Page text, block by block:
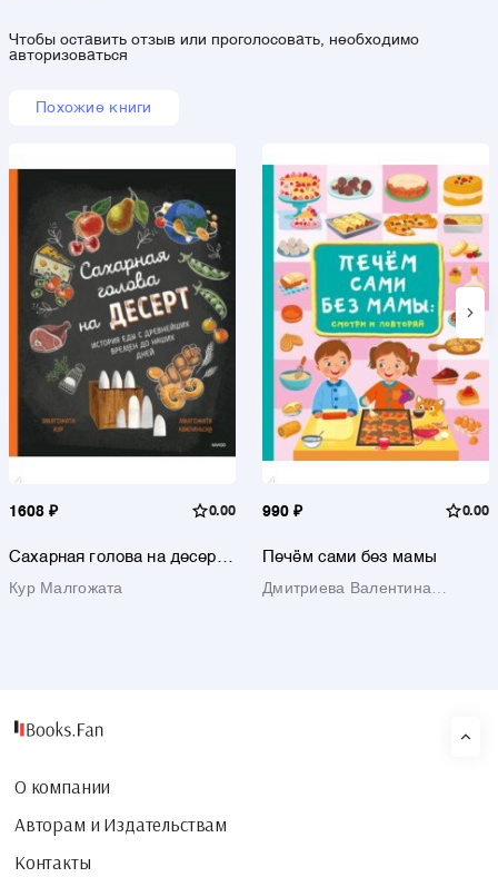
Чтобы оставить отзыв или проголосовать, необходимо
авторизоваться
Похожие книги
1608 ₽ 0.00
Сахарная голова на десерт.
времён до наших дней
Кур Малгожата
990 ₽ 0.00
Печём сами без мамы
Дмитриева Валентина
О компании
Авторам и Издательствам
Контакты